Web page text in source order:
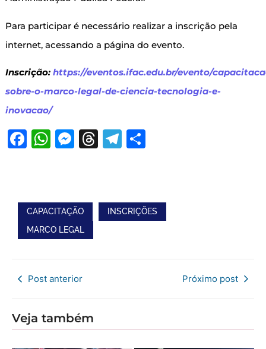
Para participar é necessário realizar a inscrição pela
internet, acessando a página do evento.
Inscrição: https://eventos.ifac.edu.br/evento/
sobre-o-marco-legal-de-ciencia-tecnologia-e-
inovacao/
Facebook
WhatsApp
Messenger
Threads
Telegram
CAPACITAÇÃO
INSCRIÇÕES
MARCO LEGAL
Post anterior Próximo post
Veja também